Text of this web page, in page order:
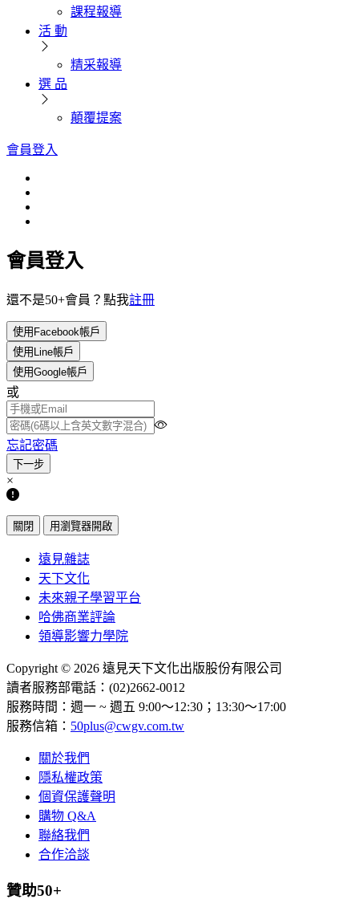
課程報導
活 動
精采報導
選 品
顛覆提案
會員登入
會員登入
還不是50+會員？點我註冊
使用Facebook帳戶
使用Line帳戶
使用Google帳戶
或
忘記密碼
×
關閉 用瀏覽器開啟
遠見雜誌
天下文化
未來親子學習平台
哈佛商業評論
領導影響力學院
Copyright © 2026 遠見天下文化出版股份有限公司
讀者服務部電話：(02)2662-0012
服務時間：週一 ~ 週五 9:00～12:30；13:30～17:00
服務信箱： 50plus@cwgv.com.tw
關於我們
隱私權政策
個資保護聲明
購物 Q&A
聯絡我們
合作洽談
贊助50+